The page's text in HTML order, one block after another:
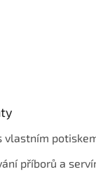
vlastním
příborů a